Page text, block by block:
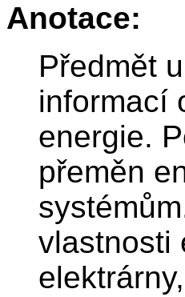
Anotace:
Předmět
informací
energie.
přeměn
vlastnosti